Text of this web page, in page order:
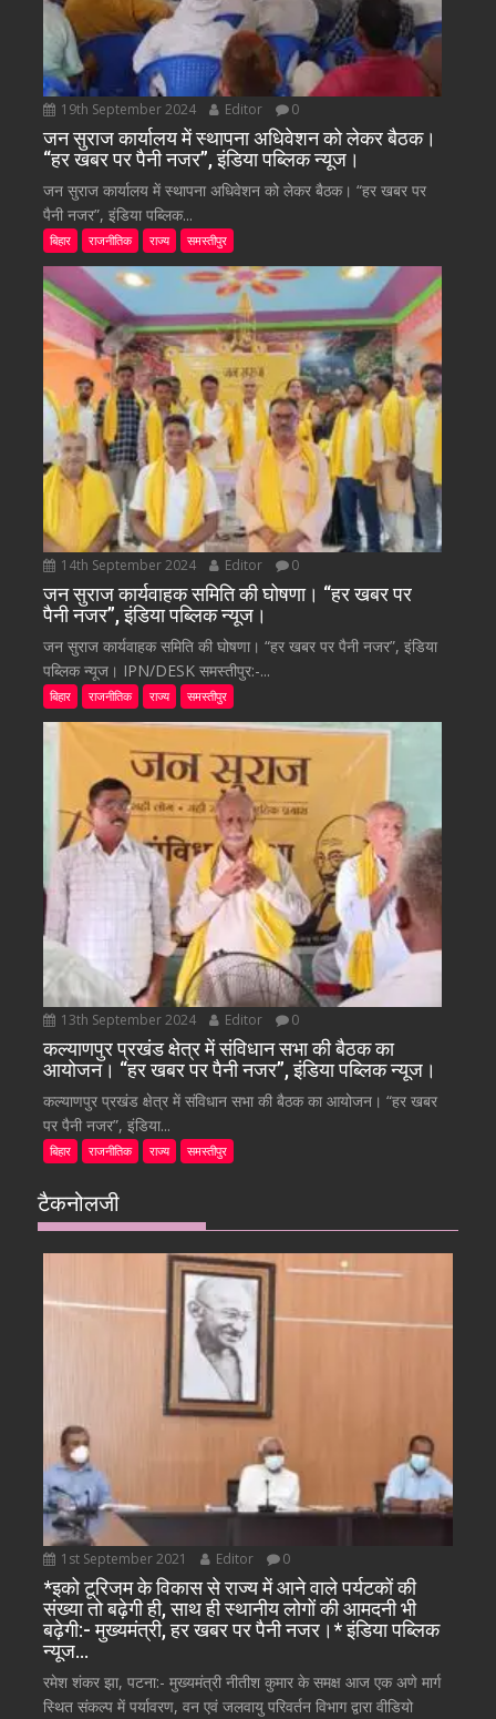
19th September 2024 Editor 0
जन सुराज कार्यालय में स्थापना अधिवेशन को लेकर बैठक।
“हर खबर पर पैनी नजर”, इंडिया पब्लिक न्यूज।
जन सुराज कार्यालय में स्थापना अधिवेशन को लेकर बैठक। “हर खबर पर
पैनी नजर”, इंडिया पब्लिक...
बिहार राजनीतिक राज्य समस्तीपुर
14th September 2024 Editor 0
जन सुराज कार्यवाहक समिति की घोषणा। “हर खबर पर
पैनी नजर”, इंडिया पब्लिक न्यूज।
जन सुराज कार्यवाहक समिति की घोषणा। “हर खबर पर पैनी नजर”, इंडिया
पब्लिक न्यूज। IPN/DESK समस्तीपुर:-...
बिहार राजनीतिक राज्य समस्तीपुर
13th September 2024 Editor 0
कल्याणपुर प्रखंड क्षेत्र में संविधान सभा की बैठक का
आयोजन। “हर खबर पर पैनी नजर”, इंडिया पब्लिक न्यूज।
कल्याणपुर प्रखंड क्षेत्र में संविधान सभा की बैठक का आयोजन। “हर खबर
पर पैनी नजर”, इंडिया...
बिहार राजनीतिक राज्य समस्तीपुर
टैकनोलजी
1st September 2021 Editor 0
*इको टूरिजम के विकास से राज्य में आने वाले पर्यटकों की
संख्या तो बढ़ेगी ही, साथ ही स्थानीय लोगों की आमदनी भी
बढ़ेगी:- मुख्यमंत्री, हर खबर पर पैनी नजर।* इंडिया पब्लिक
न्यूज…
रमेश शंकर झा, पटना:- मुख्यमंत्री नीतीश कुमार के समक्ष आज एक अणे मार्ग
स्थित संकल्प में पर्यावरण, वन एवं जलवायु परिवर्तन विभाग द्वारा वीडियो